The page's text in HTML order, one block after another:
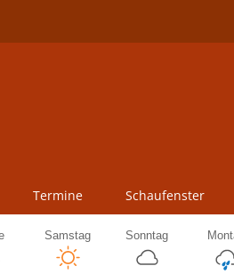
Termine Schaufenster